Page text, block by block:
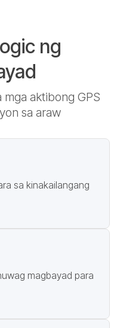
ng
aktibong GPS
sa araw
sa kinakailangang
magbayad para